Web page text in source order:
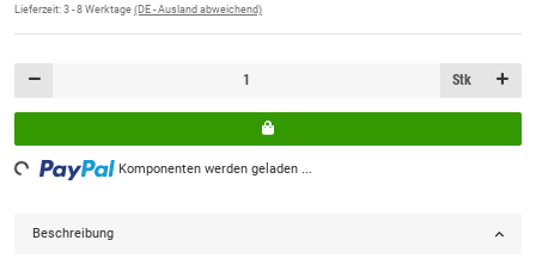
Lieferzeit: 3 - 8 Werktage (DE - Ausland abweichend)
Stk
Komponenten werden geladen ...
Beschreibung